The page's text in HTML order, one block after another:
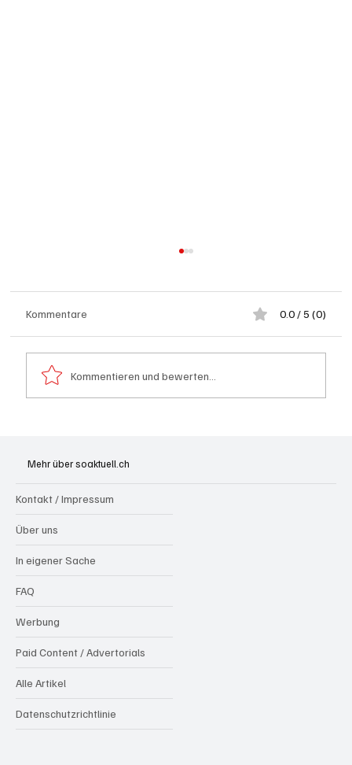
aufrütteln
Kommentare 0.0 / 5 (0)
Kommentieren und bewerten...
Mehr über soaktuell.ch
Kontakt / Impressum
Über uns
In eigener Sache
FAQ
Werbung
Paid Content / Advertorials
Alle Artikel
Datenschutzrichtlinie